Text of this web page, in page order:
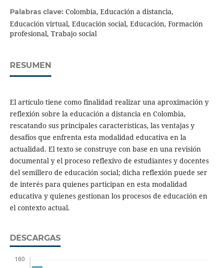
Palabras clave: Colombia, Educación a distancia,
Educación virtual, Educación social, Educación, Formación
profesional, Trabajo social
RESUMEN
El artículo tiene como finalidad realizar una aproximación y
reflexión sobre la educación a distancia en Colombia,
rescatando sus principales características, las ventajas y
desafíos que enfrenta esta modalidad educativa en la
actualidad. El texto se construye con base en una revisión
documental y el proceso reflexivo de estudiantes y docentes
del semillero de educación social; dicha reflexión puede ser
de interés para quienes participan en esta modalidad
educativa y quienes gestionan los procesos de educación en
el contexto actual.
DESCARGAS